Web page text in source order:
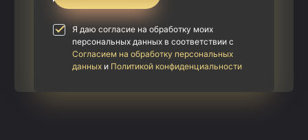
Я даю согласие на обработку моих
персональных данных в соответствии с
Согласием на обработку персональных
данных и Политикой конфиденциальности